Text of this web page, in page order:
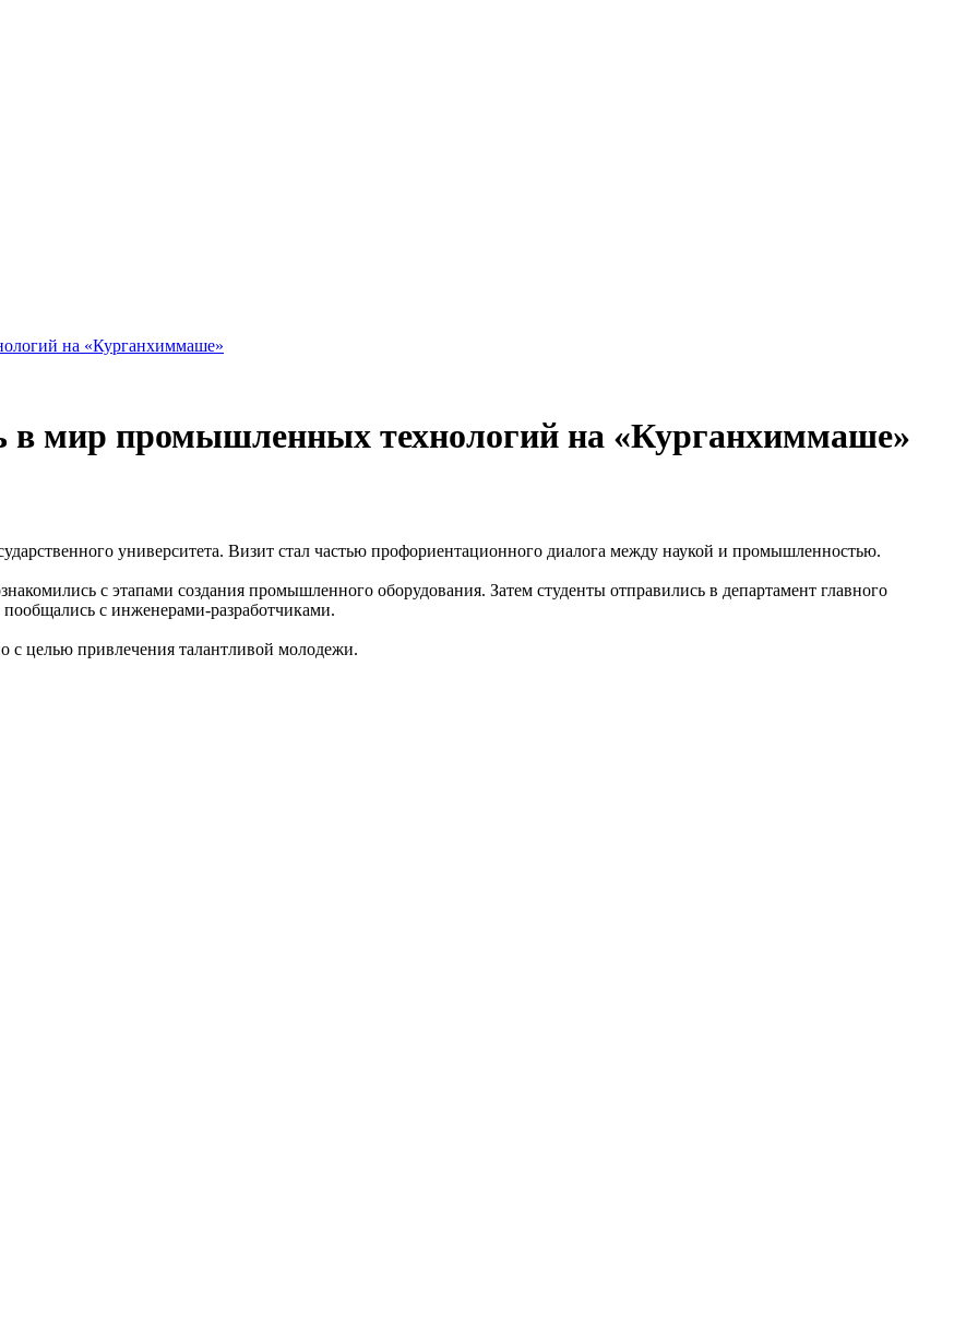
на «Курганхиммаше»
в мир промышленных технологий на «Курганхиммаше»
университета. Визит стал частью профориентационного диалога между наукой и промышленностью.
с этапами создания промышленного оборудования. Затем студенты отправились в департамент главного
с инженерами-разработчиками.
с целью привлечения талантливой молодежи.